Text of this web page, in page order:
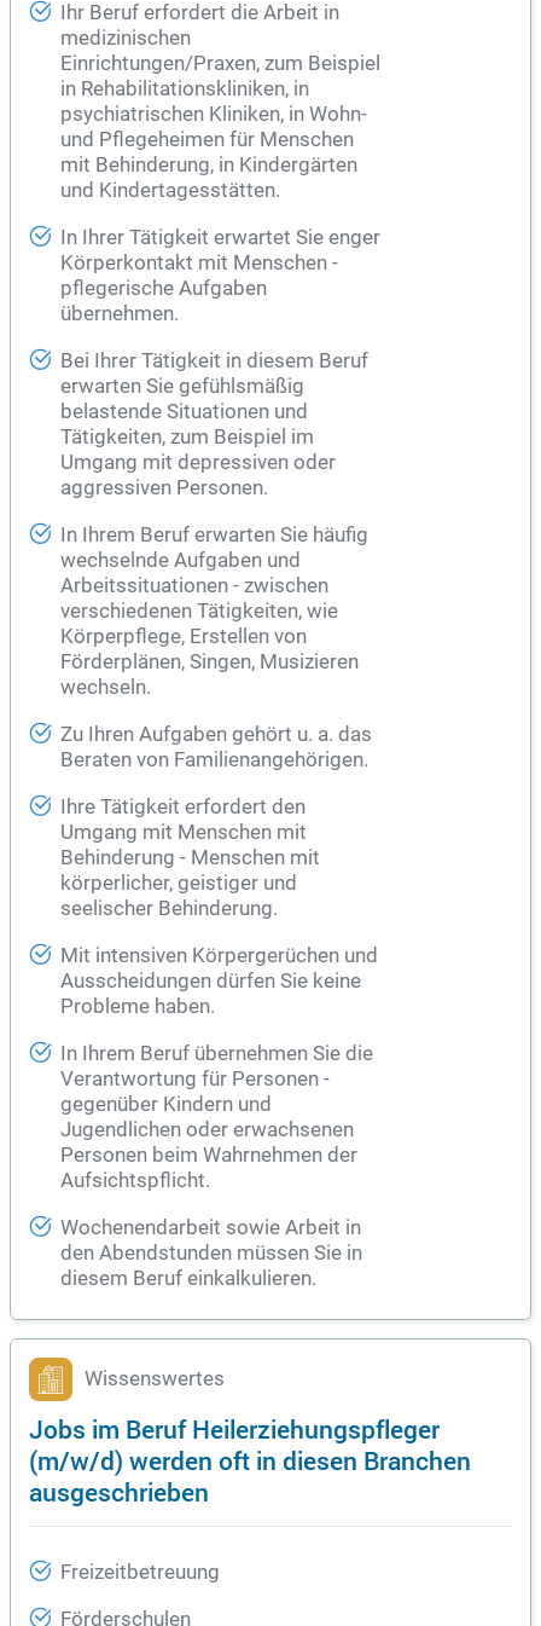
Ihr Beruf erfordert die Arbeit in
medizinischen
Einrichtungen/Praxen, zum Beispiel
in Rehabilitationskliniken, in
psychiatrischen Kliniken, in Wohn-
und Pflegeheimen für Menschen
mit Behinderung, in Kindergärten
und Kindertagesstätten.
In Ihrer Tätigkeit erwartet Sie enger
Körperkontakt mit Menschen -
pflegerische Aufgaben
übernehmen.
Bei Ihrer Tätigkeit in diesem Beruf
erwarten Sie gefühlsmäßig
belastende Situationen und
Tätigkeiten, zum Beispiel im
Umgang mit depressiven oder
aggressiven Personen.
In Ihrem Beruf erwarten Sie häufig
wechselnde Aufgaben und
Arbeitssituationen - zwischen
verschiedenen Tätigkeiten, wie
Körperpflege, Erstellen von
Förderplänen, Singen, Musizieren
wechseln.
Zu Ihren Aufgaben gehört u. a. das
Beraten von Familienangehörigen.
Ihre Tätigkeit erfordert den
Umgang mit Menschen mit
Behinderung - Menschen mit
körperlicher, geistiger und
seelischer Behinderung.
Mit intensiven Körpergerüchen und
Ausscheidungen dürfen Sie keine
Probleme haben.
In Ihrem Beruf übernehmen Sie die
Verantwortung für Personen -
gegenüber Kindern und
Jugendlichen oder erwachsenen
Personen beim Wahrnehmen der
Aufsichtspflicht.
Wochenendarbeit sowie Arbeit in
den Abendstunden müssen Sie in
diesem Beruf einkalkulieren.
Wissenswertes
Jobs im Beruf Heilerziehungspfleger
(m/w/d) werden oft in diesen Branchen
ausgeschrieben
Freizeitbetreuung
Förderschulen